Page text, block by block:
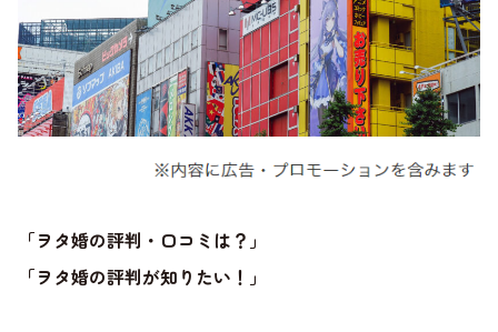
「ヲタ婚の評判・口コミは？」
「ヲタ婚の評判が知りたい！」